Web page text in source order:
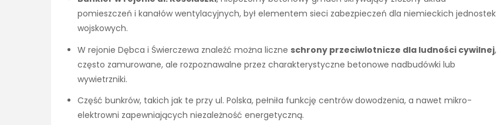
pomieszczeń i kanałów wentylacyjnych, był elementem sieci zabezpieczeń dla niemieckich jednostek
wojskowych.
W rejonie Dębca i Świerczewa znaleźć można liczne schrony przeciwlotnicze dla ludności cywilnej,
często zamurowane, ale rozpoznawalne przez charakterystyczne betonowe nadbudówki lub
wywietrzniki.
Część bunkrów, takich jak te przy ul. Polska, pełniła funkcję centrów dowodzenia, a nawet mikro-
elektrowni zapewniających niezależność energetyczną.